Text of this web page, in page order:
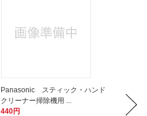
Panasonic スティック・ハンド
クリーナー掃除機用 ...
440円
クリ
440円